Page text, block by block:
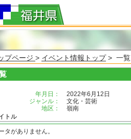
プページ > イベント情報トップ> 一覧
年月日：
2022年6月12日
ジャンル：
文化・芸術
地区：
嶺南
トル
タがありません。